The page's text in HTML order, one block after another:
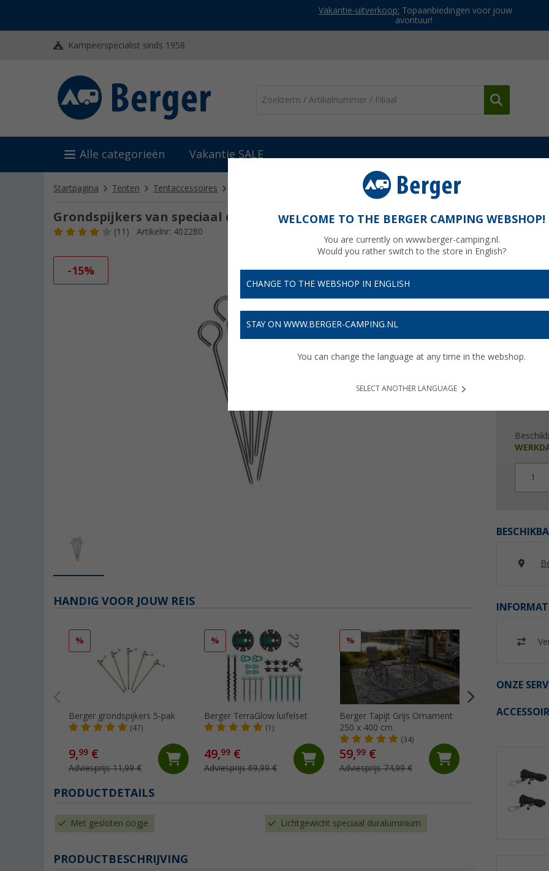
Vakantie-uitverkoop: Topaanbiedingen voor jouw
avontuur!
Kampeerspecialist sinds 1958
Alle categorieën Vakantie SALE
Startpagina Tenten Tentaccessoires Grondspijkers van speciaal duralaluminium 5-
Grondspijkers van speciaal duralaluminium 5-pak
(11) Artikelnr: 402280
-15%
€
Prijzen
1
ONZE
HANDIG VOOR JOUW REIS
%
Berger grondspijkers 5-pak
(47)
9,99 €
Adviesprijs 11,99 €
%
Berger TerraGlow luifelset
(1)
49,99 €
Adviesprijs 69,99 €
%
Berger Tapijt Grijs Ornament
250 x 400 cm
(34)
59,99 €
Adviesprijs 74,99 €
Berger Tapijt
Adviesprijs 74,99 €
PRODUCTDETAILS
Met gesloten oogje Lichtgewicht speciaal duraluminium
PRODUCTBESCHRIJVING
WELCOME TO THE BERGER CAMPING WEBSHOP!
You are currently on www.berger-camping.nl.
Would you rather switch to the store in English?
CHANGE TO THE WEBSHOP IN ENGLISH
STAY ON WWW.BERGER-CAMPING.NL
You can change the language at any time in the webshop.
SELECT ANOTHER LANGUAGE